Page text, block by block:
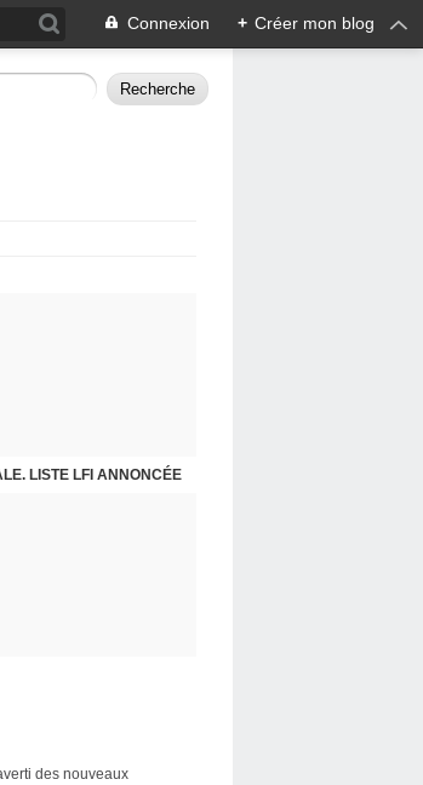
Connexion + Créer mon blog
LISTE LFI ANNONCÉE
des nouveaux